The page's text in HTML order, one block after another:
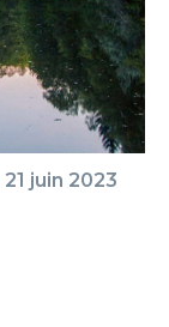
juin 2023